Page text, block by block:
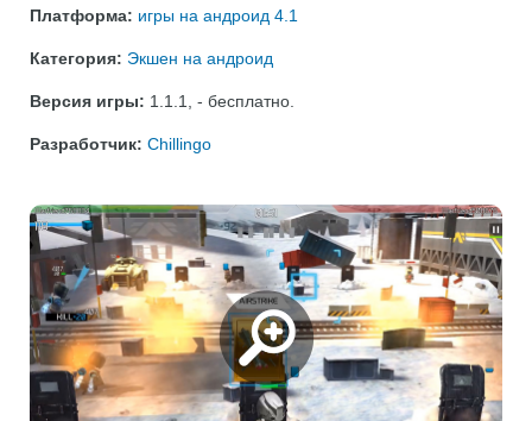
Платформа: игры на андроид 4.1
Категория: Экшен на андроид
Версия игры: 1.1.1 - бесплатно
Разработчик: Chillingo